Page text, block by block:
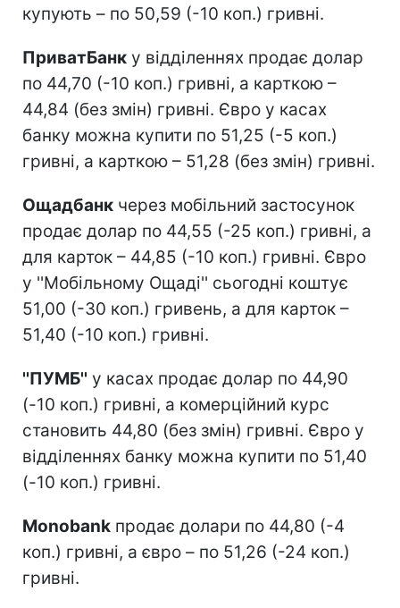
купують – по 50,59 (-10 коп.) гривні.
ПриватБанк у відділеннях продає долар
по 44,70 (-10 коп.) гривні, а карткою –
44,84 (без змін) гривні. Євро у касах
банку можна купити по 51,25 (-5 коп.)
гривні, а карткою – 51,28 (без змін) гривні.
Ощадбанк через мобільний застосунок
продає долар по 44,55 (-25 коп.) гривні, а
для карток – 44,85 (-10 коп.) гривні. Євро
у ''Мобільному Ощаді'' сьогодні коштує
51,00 (-30 коп.) гривень, а для карток –
51,40 (-10 коп.) гривні.
''ПУМБ'' у касах продає долар по 44,90
(-10 коп.) гривні, а комерційний курс
становить 44,80 (без змін) гривні. Євро у
відділеннях банку можна купити по 51,40
(-10 коп.) гривні.
Monobank продає долари по 44,80 (-4
коп.) гривні, а євро – по 51,26 (-24 коп.)
гривні.